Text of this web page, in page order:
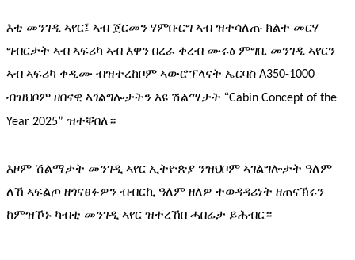
እቲ መንገዲ ኣየር፤ ኣብ ጀርመን ሃምቡርግ ኣብ ዝተሳለጡ ክልተ መርሃ
ግብርታት ኣብ ኣፍሪካ ኣብ እዋን በረራ ቀረብ ሙሩፅ ምግቢ መንገዲ ኣየርን
ኣብ ኣፍሪካ ቀዲሙ ብዝተረከቦም ኣውሮፕላናት ኤርባስ
ብዝህቦም ዘበናዊ ኣገልግሎታትን እዩ ሽልማታት “Cabin Concept of the
Year 2025” ዝተቐበለ።
እዞም ሽልማታት መንገዲ ኣየር ኢትዮጵያ ንዝህቦም ኣገልግሎታት ዓለም
ለኸ ኣፍልጦ ዘጎናፀፉዎን ብብርኪ ዓለም ዘለዎ ተወዳዳሪነት ዘጠናኽሩን
ከምዝኾኑ ካብቲ መንገዲ ኣየር ዝተረኸበ ሓበሬታ ይሕብር።